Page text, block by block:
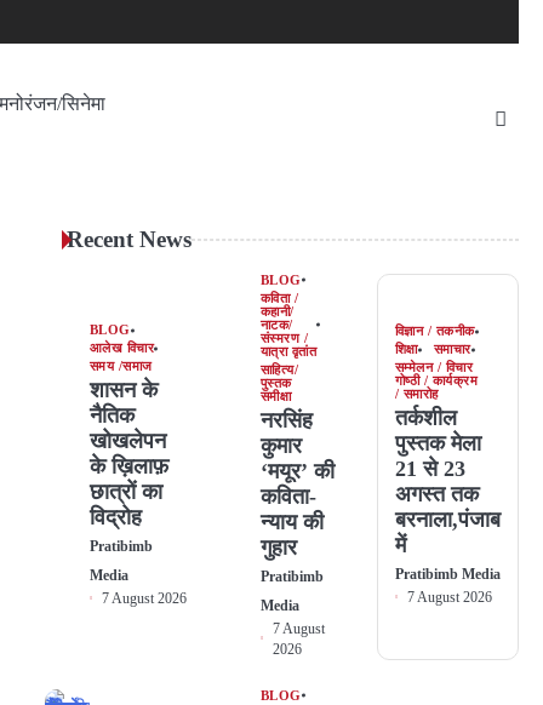
सिनेमा
Recent News
BLOG
आलेख विचार
समय /समाज
शासन के
नैतिक
खोखलेपन
के ख़िलाफ़
छात्रों का
विद्रोह
Pratibimb
Media
7 August 2026
BLOG
कविता /
कहानी/
नाटक/
संस्मरण /
यात्रा वृतांत
साहित्य/
पुस्तक
समीक्षा
नरसिंह
कुमार
‘मयूर’ की
कविता-
न्याय की
गुहार
Pratibimb
Media
7 August
2026
विज्ञान / तकनीक
शिक्षा
समाचार
सम्मेलन / विचार
गोष्ठी / कार्यक्रम
/ समारोह
तर्कशील
पुस्तक मेला
21 से 23
अगस्त तक
बरनाला,पंजाब
में
Pratibimb Media
7 August 2026
BLOG